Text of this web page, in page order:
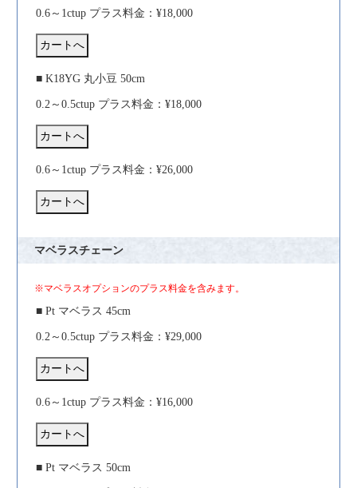
0.6～1ctup プラス料金：¥18,000
■ K18YG 丸小豆 50cm
0.2～0.5ctup プラス料金：¥18,000
0.6～1ctup プラス料金：¥26,000
マベラスチェーン
※マベラスオプションのプラス料金を含みます。
■ Pt マベラス 45cm
0.2～0.5ctup プラス料金：¥29,000
0.6～1ctup プラス料金：¥16,000
■ Pt マベラス 50cm